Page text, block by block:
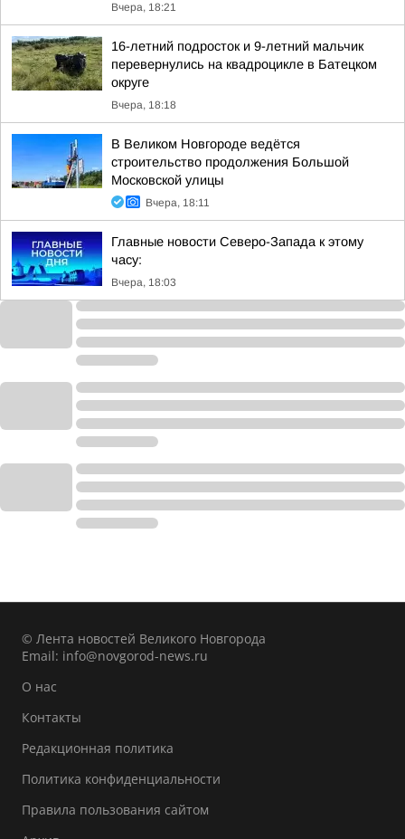
Вчера, 18:21
16-летний подросток и 9-летний мальчик
перевернулись на квадроцикле в Батецком
округе
Вчера, 18:18
В Великом Новгороде ведётся
строительство продолжения Большой
Московской улицы
Вчера, 18:11
Главные новости Северо-Запада к этому
часу:
Вчера, 18:03
© Лента новостей Великого Новгорода
Email: info@novgorod-news.ru
О нас
Контакты
Редакционная политика
Политика конфиденциальности
Правила пользования сайтом